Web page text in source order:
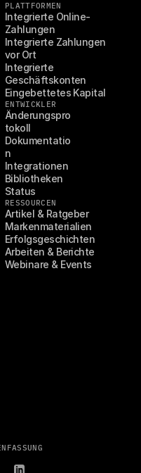
PLATTFORMEN
Integrierte Online-
Zahlungen
Integrierte Zahlungen
vor Ort
Integrierte
Geschäftskonten
Eingebettetes Kapital
ENTWICKLER
Änderungspro
tokoll
Dokumentatio
n
Integrationen
Bibliotheken
Status
RESSOURCEN
Artikel & Ratgeber
Markenmaterialien
Erfolgsgeschichten
Arbeiten & Berichte
Webinare & Events